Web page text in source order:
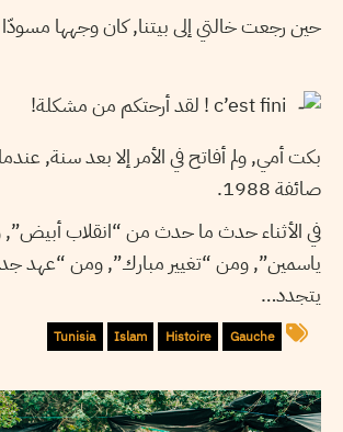
حين رجعت خالتي إلى بيتنا, كان وجهها مسودّا
بكت أمي, ولم أفاتح في الأمر إلا بعد سنة,
صائفة 1988.
في الأثناء حدث ما حدث من “انقلاب
ياسمين”, ومن “تغيير مبارك”, ومن “عهد
يتجدد…
Gauche
Histoire
Islam
Tunisia